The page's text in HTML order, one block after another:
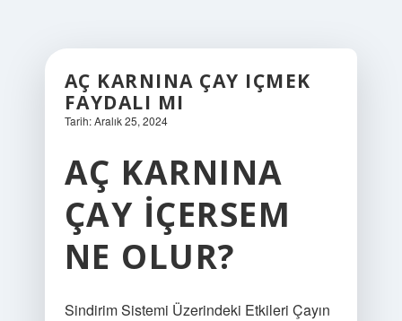
AÇ KARNINA ÇAY IÇMEK
FAYDALI MI
Tarih: Aralık 25, 2024
AÇ KARNINA
ÇAY IÇERSEM
NE OLUR?
Sindirim Sistemi Üzerindeki Etkileri Çayın